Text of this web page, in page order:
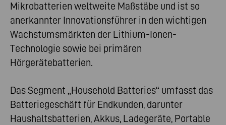
Mikrobatterien weltweite Maßstäbe und ist so
anerkannter Innovationsführer in den wichtigen
Wachstumsmärkten der Lithium-Ionen-
Technologie sowie bei primären
Hörgerätebatterien.
Das Segment „Household Batteries“ umfasst das
Batteriegeschäft für Endkunden, darunter
Haushaltsbatterien, Akkus, Ladegeräte, Portable